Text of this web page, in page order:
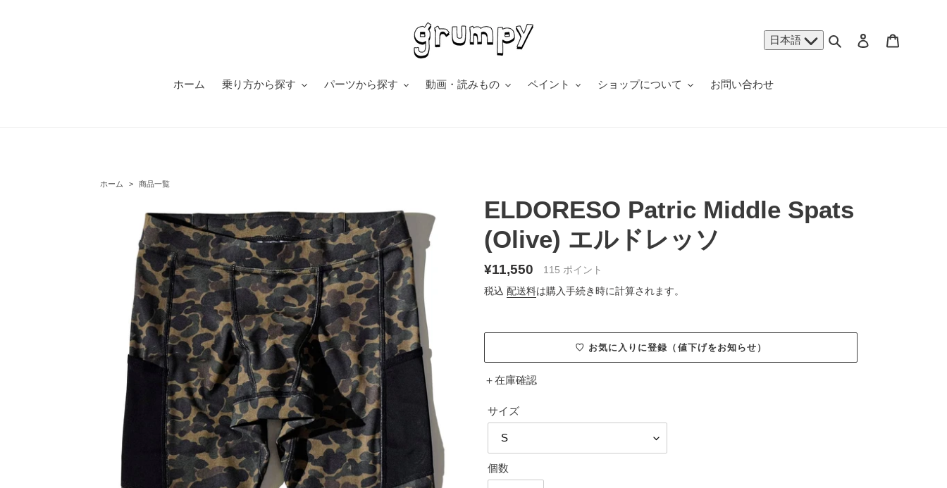
日本語 検索 ログイン
ホーム 乗り方から探す パーツから探す 動画・読みもの ペイント ショップについて お問い合わせ
ホーム > 商品一覧
ELDORESO Patric Middle Spats
(Olive) エルドレッソ
通
常
¥11,550 115 ポイント
税込 配送料は購入手続き時に計算されます。
♡ お気に入りに登録（値下げをお知らせ）
＋在庫確認
サイズ
個数